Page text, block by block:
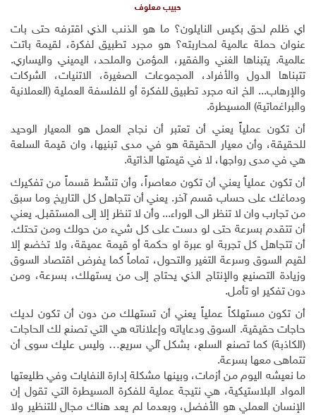
حبيب معلوف
اي ظلم لحق بكيس النايلون؟ ما هو الذنب الذي اقترفه حتى بات
عنوان حملة عالمية لمحاربته؟ هو مجرد تطبيق لفكرة، لقيمة باتت
عالمية. يتبناها الغني والفقير، المؤمن والملحد، اليميني واليساري.
تتبناها الدول والأفراد، المجموعات الصغيرة، الاتنيات، الشركات
والإرهاب... الخ انه مجرد تطبيق للفكرة أو للفلسفة العملية (العملانية
والبراغماتية) المسيطرة.
أن تكون عملياً يعني أن تعتبر أن نجاح العمل هو المعيار الوحيد
للحقيقة، وأن معيار الحقيقة هو في مدى تبنيها، وان قيمة السلعة
هي في مدى رواجها، لا في قيمتها الذاتية.
أن تكون عملياً يعني أن تكون معاصراً، وأن تنشّط قسماً من تفكيرك
ودماغك على حساب قسم آخر. يعني أن تتجاهل كل التاريخ وما سبق
من تجارب وان لا تنظر الى الوراء... وأن لا تنظر إلا إلى المستقبل. يعني
أن تتقدم بسرعة حتى لو دست على كل شيء من حولك ومن تحتك.
أن تتجاهل كل تجربة او عبرة او حكمة أو قيمة عميقة، ولا تخضع إلا
لقيم السوق وسرعة التغير والتحول، تماماً كما يفرض اقتصاد السوق
وزيادة التصنيع والإنتاج الذي يحتاج إلى من يستهلك، بسرعة، ومن
دون تفكير او تأمل.
أن تكون مستهلكاً عملياً يعني أن تستهلك من دون أن تكون لديك
حاجات حقيقية. السوق ودعاياته وإعلاناته هي التي تصنع لك الحاجات
(الكاذبة) كما تصنع السلع، بشكل آلي سريع… وليس عليك سوى أن
تتماهى معها بسرعة.
ما نعيشه اليوم من أزمات، وبينها مشكلة إدارة النفايات وفي طليعتها
المواد البلاستيكية، هي نتيجة عملية للفكرة المسيطرة التي تقول إن
الإنسان العملي هو الأفضل، وبعدما لم يعد هناك مجال للتنظير ولا